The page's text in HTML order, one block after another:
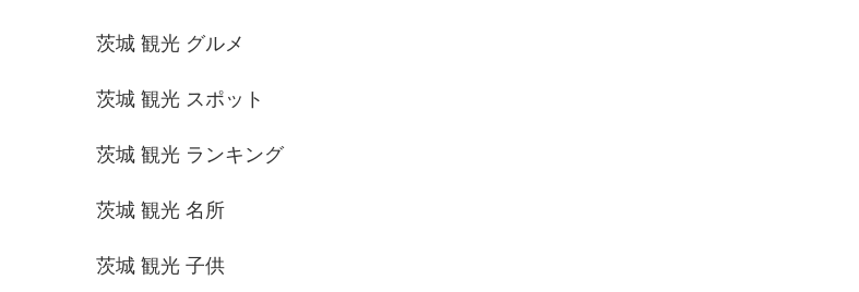
茨城 観光 グルメ
茨城 観光 スポット
茨城 観光 ランキング
茨城 観光 名所
茨城 観光 子供